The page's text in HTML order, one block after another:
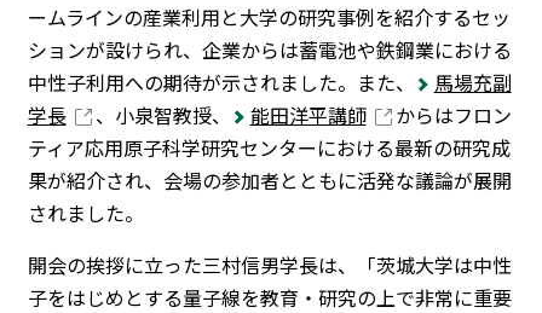
ームラインの産業利用と大学の研究事例を紹介するセッ
ションが設けられ、企業からは蓄電池や鉄鋼業における
中性子利用への期待が示されました。また、
馬場充副
学長
、小泉智教授、 能田洋平講師
からはフロン
ティア応用原子科学研究センターにおける最新の研究成
果が紹介され、会場の参加者とともに活発な議論が展開
されました。
開会の挨拶に立った三村信男学長は、「茨城大学は中性
子をはじめとする量子線を教育・研究の上で非常に重要